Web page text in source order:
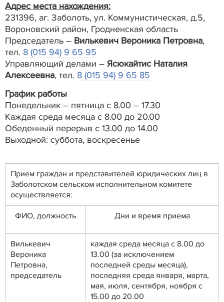
Адрес места нахождения:
231396, аг. Заболоть, ул. Коммунистическая, д.5,
Вороновский район, Гродненская область
Председатель – Вилькевич Вероника Петровна,
тел. 8 (015 94) 9 65 95
Управляющий делами – Ясюкайтис Наталия
Алексеевна, тел. 8 (015 94) 9 65 85
График работы
Понедельник – пятница с 8.00 – 17.30
Каждая среда месяца с 8.00 до 20.00
Обеденный перерыв с 13.00 до 14.00
Выходной: суббота, воскресенье
Прием граждан и представителей юридических лиц в
Заболотском сельском исполнительном комитете
осуществляется:
ФИО, должность Дни и время приема
Вилькевич
Вероника
Петровна,
председатель
каждая среда месяца с 8.00 до
13.00 (за исключением
последней среды месяца),
последняя среда января, марта,
мая, июля, сентября, ноября с
15.00 до 20.00